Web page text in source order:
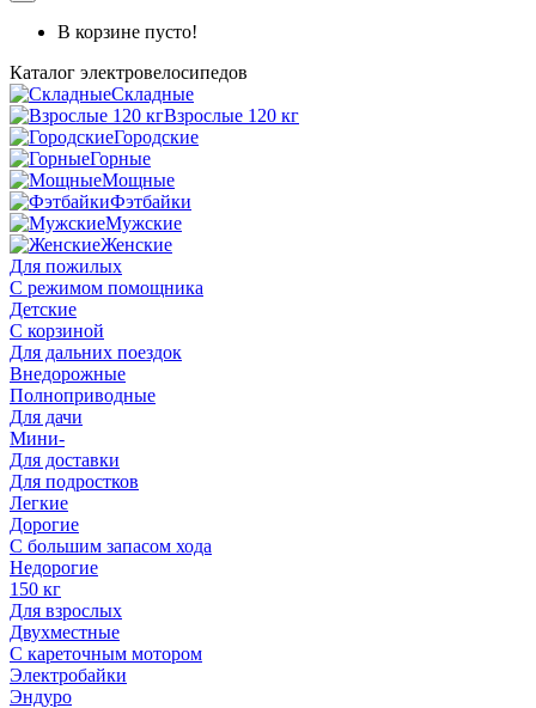
В корзине пусто!
Каталог электровелосипедов
Складные
Взрослые 120 кг
Городские
Горные
Мощные
Фэтбайки
Мужские
Женские
Для пожилых
С режимом помощника
Детские
С корзиной
Для дальних поездок
Внедорожные
Полноприводные
Для дачи
Мини-
Для доставки
Для подростков
Легкие
Дорогие
С большим запасом хода
Недорогие
150 кг
Для взрослых
Двухместные
С кареточным мотором
Электробайки
Эндуро